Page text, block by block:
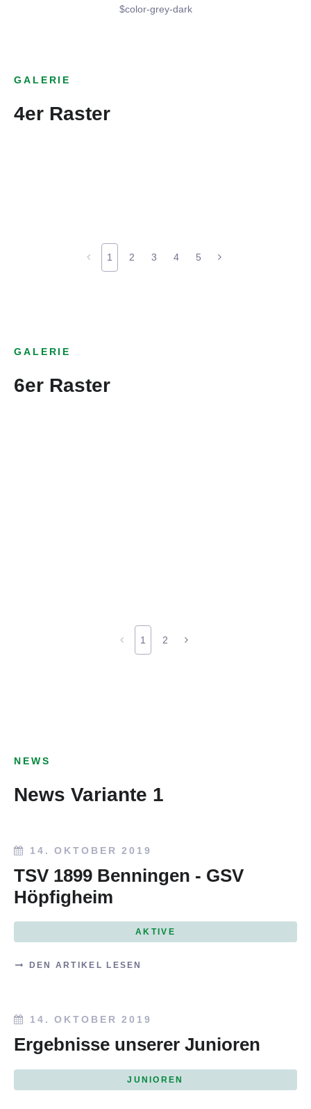
$color-grey-dark
GALERIE
4er Raster
1 2 3 4 5
GALERIE
6er Raster
1 2
NEWS
News Variante 1
14. OKTOBER 2019
TSV 1899 Benningen - GSV
Höpfigheim
AKTIVE
DEN ARTIKEL LESEN
14. OKTOBER 2019
Ergebnisse unserer Junioren
JUNIOREN